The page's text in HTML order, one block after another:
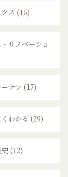
ス (16)
リノベーショ
ーテン (17)
くわかる (29)
史 (12)